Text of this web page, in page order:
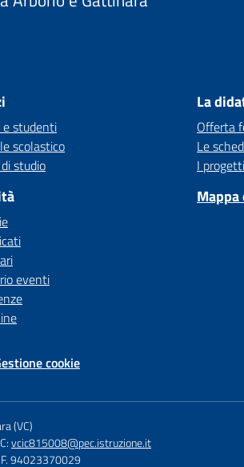
e studenti
scolastico
studio
eventi
La
Offerta
Le
I
cookie
(VC)
vcic815008@pec.istruzione.it
94023370029